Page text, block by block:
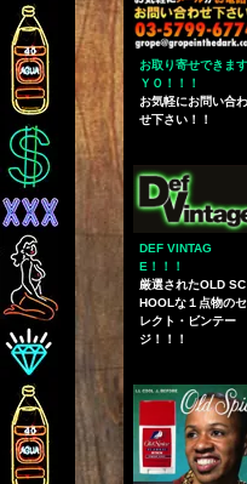
お取り寄せできます
ＹＯ！！！
お気軽にお問い合わ
せ下さい！！
DEF VINTAG
E！！！
厳選されたOLD SC
HOOLな１点物のセ
レクト・ビンテー
ジ！！！